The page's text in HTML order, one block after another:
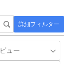
詳細フィルター